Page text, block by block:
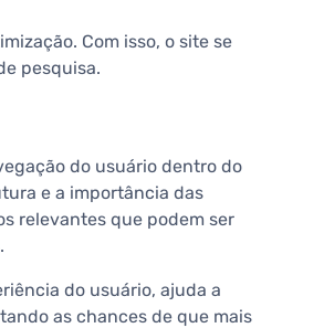
Com isso, o site se
pesquisa.
do usuário dentro do
e a importância das
relevantes que podem ser
do usuário, ajuda a
as chances de que mais